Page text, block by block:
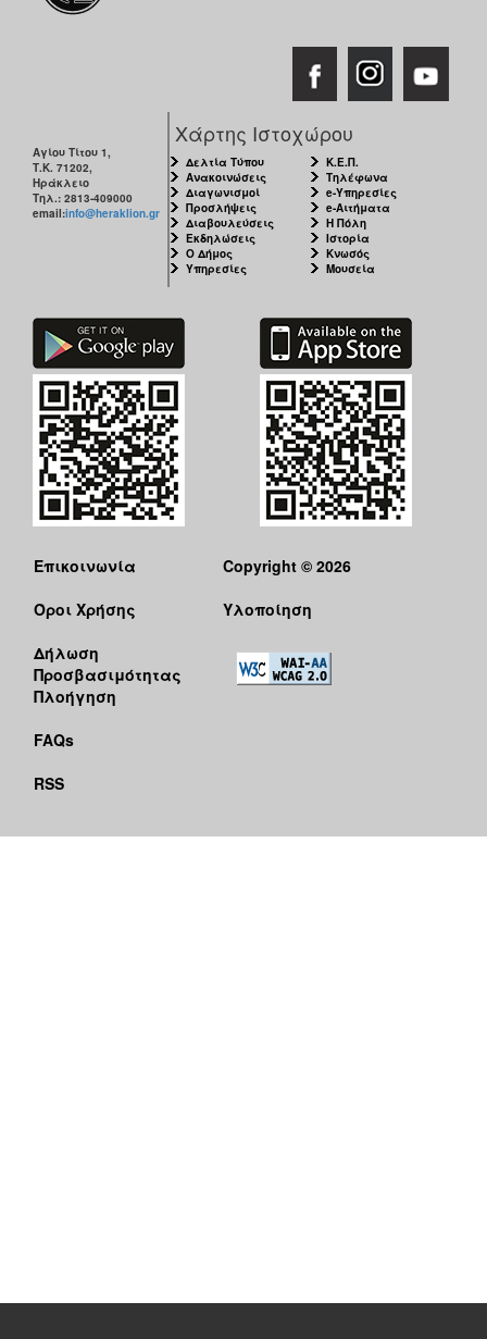
Αγίου Τίτου 1,
Τ.Κ. 71202,
Ηράκλειο
Τηλ.: 2813-409000
email:info@heraklion.gr
Χάρτης Ιστοχώρου
Δελτία Τύπου
Ανακοινώσεις
Διαγωνισμοί
Προσλήψεις
Διαβουλεύσεις
Εκδηλώσεις
Ο Δήμος
Υπηρεσίες
Κ.Ε.Π.
Τηλέφωνα
e-Υπηρεσίες
e-Αιτήματα
Η Πόλη
Ιστορία
Κνωσός
Μουσεία
Επικοινωνία
Όροι Χρήσης
Δήλωση
Προσβασιμότητας
Πλοήγηση
FAQs
RSS
Copyright © 2026
Υλοποίηση